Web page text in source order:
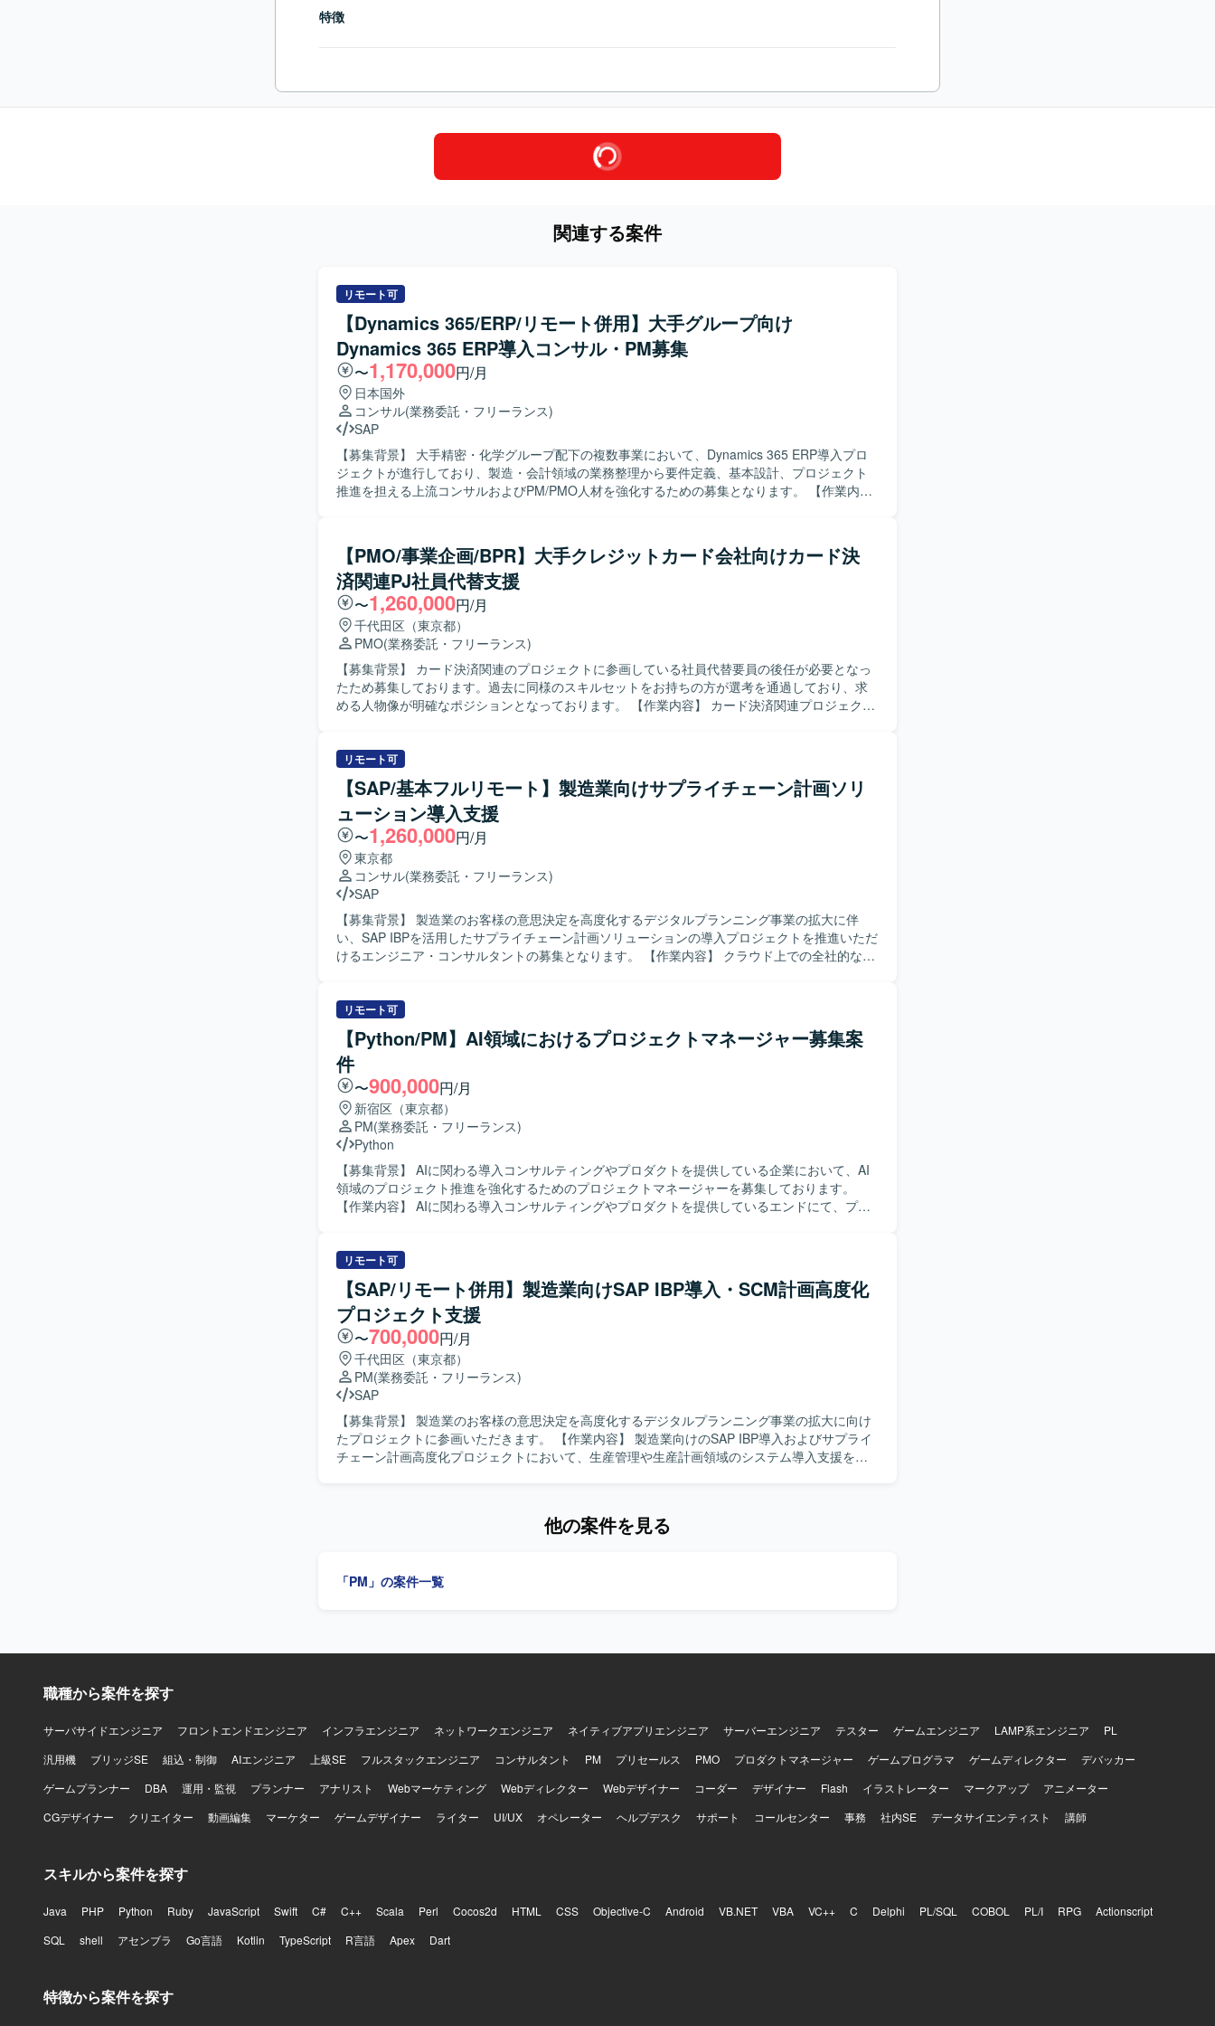
特徴
関連する案件
リモート可
【Dynamics 365/ERP/リモート併用】大手グループ向け
Dynamics 365 ERP導入コンサル・PM募集
〜1,170,000円/月
日本国外
コンサル(業務委託・フリーランス)
SAP
【募集背景】 大手精密・化学グループ配下の複数事業において、Dynamics 365 ERP導入プロ
ジェクトが進行しており、製造・会計領域の業務整理から要件定義、基本設計、プロジェクト
推進を担える上流コンサルおよびPM/PMO人材を強化するための募集となります。 【作業内
課題抽出、対応方針の検討を行います。 ・製造または会計領域における業務プロセスの整理
や、業務フロー・業務要件の整理・ドキュメント化を行います。 ・中堅向けERP（BC）導入や
製造・会計向けERP（FO）導入など、複数プロジェクトにまたがり上流工程をリードいただき
ます。 ・プロジェクト全体の進行管理、課題管理、ステークホルダーとの調整などPM/PMOと
しての活動を行います。 【求める人物像】 ・製造または会計領域のドメイン知識を活かしなが
ら、顧客と対話し業務要件を整理していく姿勢をお持ちの方を求めています。 ・複数の関係者
が関わるプロジェクトにおいて、状況を整理しながら主体的に課題解決を進められる方を歓迎
いたします。 ・新しいERP製品やクラウドサービスにも前向きにキャッチアップし、標準機能
を踏まえた提案ができる方にマッチするポジションです。 【ポジションの魅力】 ・大手グルー
プにおける複数のDynamics 365 ERP導入プロジェクトに参画し、製造・会計領域の上流工程か
り、ご経験に応じて最適なポジションで参画いただけます。 【開発環境】 ・ERP：Dynamics
365 Business Central（BC）、Dynamics 365 Finance & Operations（FO） ・その他：Power
BI、Power Platform
【PMO/事業企画/BPR】大手クレジットカード会社向けカード決
済関連PJ社員代替支援
〜1,260,000円/月
千代田区（東京都）
PMO(業務委託・フリーランス)
【募集背景】 カード決済関連のプロジェクトに参画している社員代替要員の後任が必要となっ
たため募集しております。過去に同様のスキルセットをお持ちの方が選考を通過しており、求
める人物像が明確なポジションとなっております。 【作業内容】 カード決済関連プロジェクト
行っていただきます。また、基幹システム（ERP／CRM／SFA）刷新における要件定義、業務
可視化、導入推進および移行、UATの推進を実施していただきます。さらに、DXやCX向上、
BPRの推進、事業企画・営業企画の検討、決済代行部門やIT、CS、経理、法務、内部監査など
の関係各所との調整業務も幅広く担っていただきます。 【求める人物像】 プロジェクト全体を
俯瞰しながら、自走して課題を発見し関係者を巻き込み推進できる方を求めております。事業
企画やBPRに主体的に関わり、複数部門との調整を粘り強く行えるコミュニケーション力とド
キュメンテーション力をお持ちの方が望ましいです。 【ポジションの魅力】 大規模なカード決
済関連プロジェクトに社員代替として深く関わることで、PMOとしての実行力と事業企画・
BPRの両面でスキルを高めていただけるポジションです。クレジット・決済領域における多様
なステークホルダーとの協業経験を積むことで、今後のキャリアに活きるマネジメント経験を
得ることができます。 【開発環境】 基幹システムとしてERP／CRM／SFAなどの業務システム
群を対象としたプロジェクトとなります。
リモート可
【SAP/基本フルリモート】製造業向けサプライチェーン計画ソリ
ューション導入支援
〜1,260,000円/月
東京都
コンサル(業務委託・フリーランス)
SAP
【募集背景】 製造業のお客様の意思決定を高度化するデジタルプランニング事業の拡大に伴
い、SAP IBPを活用したサプライチェーン計画ソリューションの導入プロジェクトを推進いただ
けるエンジニア・コンサルタントの募集となります。 【作業内容】 クラウド上での全社的な販
の上流工程を担当していただきます。 クライアントの現場担当者やステークホルダーとの要件
調整を行い、リレーションを構築していただきます。 単独でのプロジェクト推進、または3〜4
名規模のチームを主導していただきます。 【求める人物像】 高度な専門性と主体性を持ってプ
ロジェクトを強力に牽引していただける方を求めています。 現場のメンバーやお客様を巻き込
んで、裁量を持って主体的に動ける方を求めています。 【ポジションの魅力】 製造業向けのデ
ジタルプランニング領域において、SAP IBPを中心としたサプライチェーン計画ソリューション
の導入をリードできるポジションです。 上流工程から関わることで、クライアントの業務変革
や意思決定高度化に直接貢献していただけます。 【開発環境】 SAP IBPなどのサプライチェー
ン計画ソリューションを活用したクラウド環境での業務となります。
リモート可
【Python/PM】AI領域におけるプロジェクトマネージャー募集案
件
〜900,000円/月
新宿区（東京都）
PM(業務委託・フリーランス)
Python
【募集背景】 AIに関わる導入コンサルティングやプロダクトを提供している企業において、AI
領域のプロジェクト推進を強化するためのプロジェクトマネージャーを募集しております。
【作業内容】 AIに関わる導入コンサルティングやプロダクトを提供しているエンドにて、プロ
ーションを実施していただきます。PRDや要件定義書、仕様書の作成を通じて顧客との合意形
成を行い、開発チームのマネジメントやスケジュール・品質・コストの管理を行っていただき
ます。また、技術検証やプロトタイピング、生成AIの技術検証やプロンプトチューニングな
ど、自ら手を動かして検証し、その結果を報告書やプロジェクト進捗レポートとして取りまと
めていただきます。 【求める人物像】 クライアントの業務フローに深く入り込み、潜在的な課
題を見抜く力をお持ちの方を求めております。顧客課題のヒアリングから要件定義、プロトタ
イプへの落とし込みまで主体的に推進できる方、AI領域の技術に関心を持ち継続的にキャッチ
アップしていく意欲のある方にご活躍いただけます。 【ポジションの魅力】 AI領域における戦
略立案から技術検証まで、上流から実行フェーズまで一気通貫で関わることができるポジショ
ンです。各種LLMやAIツールを活用したプロジェクトを通じて、先端技術とビジネスの両面で
スキルを高めていただけます。 【開発環境】 開発言語はPythonをメインとし、各種LLMやAIツ
ールを用いた環境でプロジェクトを推進していただきます。
リモート可
【SAP/リモート併用】製造業向けSAP IBP導入・SCM計画高度化
プロジェクト支援
〜700,000円/月
千代田区（東京都）
PM(業務委託・フリーランス)
SAP
【募集背景】 製造業のお客様の意思決定を高度化するデジタルプランニング事業の拡大に向け
たプロジェクトに参画いただきます。 【作業内容】 製造業向けのSAP IBP導入およびサプライ
チェーン計画高度化プロジェクトにおいて、生産管理や生産計画領域のシステム導入支援を行
管理または生産計画に関する深い業務理解をお持ちで、自ら主体的にプロジェクトを推進いた
画領域において、最新の計画ソリューションを活用しながら、意思決定高度化に直接貢献でき
他の案件を見る
「PM」の案件一覧
職種から案件を探す
サーバサイドエンジニア フロントエンドエンジニア インフラエンジニア ネットワークエンジニア ネイティブアプリエンジニア サーバーエンジニア テスター ゲームエンジニア LAMP系エンジニア
PL
汎用機
ブリッジSE 組込・制御 AIエンジニア 上級SE フルスタックエンジニア コンサルタント PM プリセールス PMO プロダクトマネージャー ゲームプログラマ ゲームディレクター
デバッカー
ゲームプランナー
DBA 運用・監視 プランナー アナリスト Webマーケティング Webディレクター Webデザイナー コーダー デザイナー Flash イラストレーター マークアップ
アニメーター
CGデザイナー
クリエイター 動画編集 マーケター ゲームデザイナー ライター UI/UX オペレーター ヘルプデスク サポート コールセンター 事務 社内SE データサイエンティスト 講師
スキルから案件を探す
Java PHP Python Ruby JavaScript Swift C# C++ Scala Perl Cocos2d HTML CSS Objective-C Android VB.NET VBA VC++ C Delphi PL/SQL COBOL PL/I RPG
Actionscript
SQL
shell アセンブラ Go言語 Kotlin TypeScript R言語 Apex Dart
特徴から案件を探す